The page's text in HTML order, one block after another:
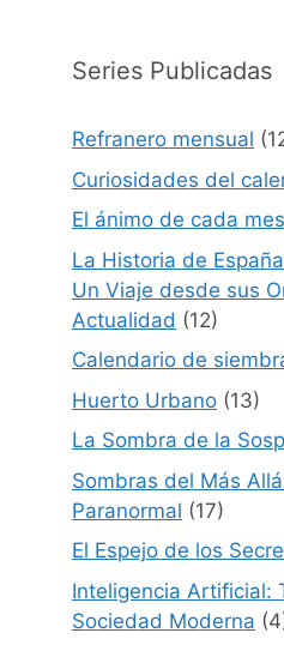
Series Publicadas
Refranero mensual
Curiosidades del
El ánimo de cada mes
La Historia de
Un Viaje desde sus
Actualidad (12)
Calendario de
Huerto Urbano (13)
La Sombra de la
Sombras del Más
Paranormal (17)
El Espejo de los
Inteligencia Artificial:
Sociedad Moderna